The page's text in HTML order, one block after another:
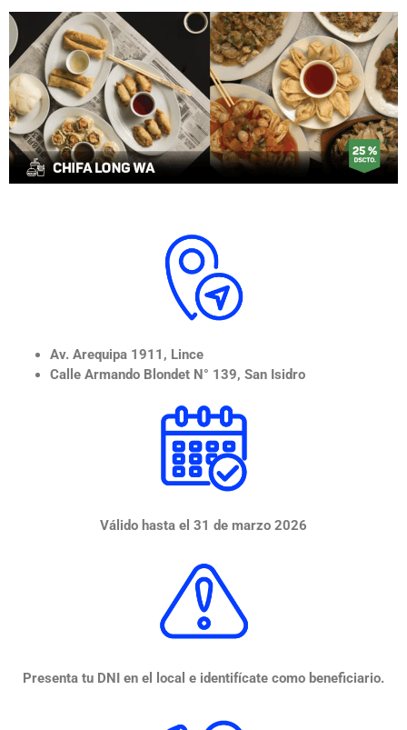
Av. Arequipa 1911, Lince
Calle Armando Blondet N° 139, San Isidro
Válido hasta el 31 de marzo 2026
Presenta tu DNI en el local e identifícate como beneficiario.